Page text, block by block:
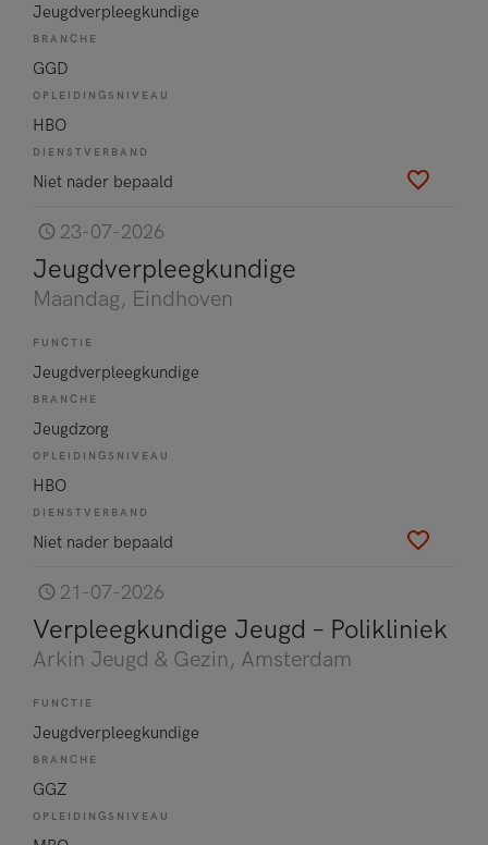
Jeugdverpleegkundige
BRANCHE
GGD
OPLEIDINGSNIVEAU
HBO
DIENSTVERBAND
Niet nader bepaald
23-07-2026
Jeugdverpleegkundige
Maandag, Eindhoven
FUNCTIE
Jeugdverpleegkundige
BRANCHE
Jeugdzorg
OPLEIDINGSNIVEAU
HBO
DIENSTVERBAND
Niet nader bepaald
21-07-2026
Verpleegkundige Jeugd – Polikliniek
Arkin Jeugd & Gezin, Amsterdam
FUNCTIE
Jeugdverpleegkundige
BRANCHE
GGZ
OPLEIDINGSNIVEAU